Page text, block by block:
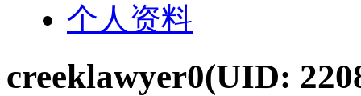
个人资料
creeklawyer0(UID: